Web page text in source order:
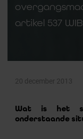
artikel 537
20 december 2013
Wat is het
onderstaande